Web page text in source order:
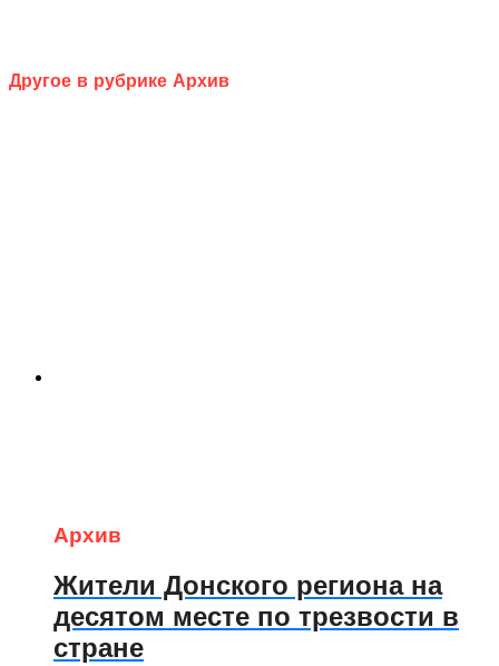
Другое в рубрике Архив
Архив
Жители Донского региона на
десятом месте по трезвости в
стране